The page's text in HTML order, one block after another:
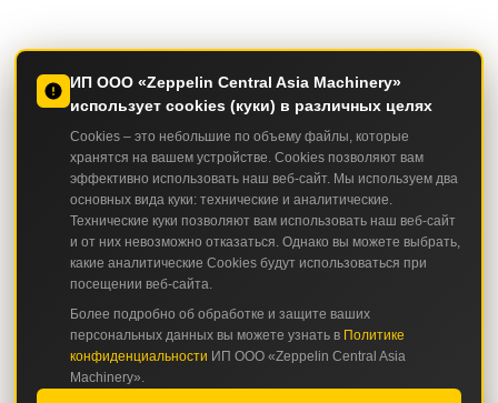
ИП ООО «Zeppelin Central Asia Machinery»
использует cookies (куки) в различных целях
Cookies – это небольшие по объему файлы, которые
хранятся на вашем устройстве. Cookies позволяют вам
эффективно использовать наш веб-сайт. Мы используем два
основных вида куки: технические и аналитические.
Технические куки позволяют вам использовать наш веб-сайт
и от них невозможно отказаться. Однако вы можете выбрать,
какие аналитические Cookies будут использоваться при
посещении веб-сайта.
Более подробно об обработке и защите ваших
персональных данных вы можете узнать в Политике
конфиденциальности ИП ООО «Zeppelin Central Asia
Machinery».